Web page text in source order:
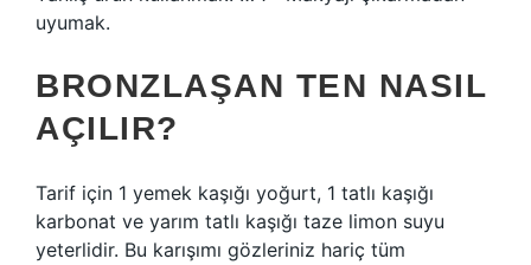
uyumak.
BRONZLAŞAN TEN NASIL
AÇILIR?
Tarif için 1 yemek kaşığı yoğurt, 1 tatlı kaşığı
karbonat ve yarım tatlı kaşığı taze limon suyu
yeterlidir. Bu karışımı gözleriniz hariç tüm